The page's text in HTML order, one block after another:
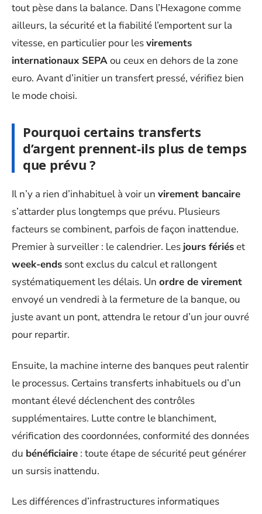
tout pèse dans la balance. Dans l’Hexagone comme
ailleurs, la sécurité et la fiabilité l’emportent sur la
vitesse, en particulier pour lesvirements
internationaux SEPAou ceux en dehors de la zone
euro. Avant d’initier un transfert pressé, vérifiez bien
le mode choisi.
Pourquoi certains transferts
d’argent prennent-ils plus de temps
que prévu ?
Il n’y a rien d’inhabituel à voir un virement bancaire
s’attarder plus longtemps que prévu. Plusieurs
facteurs se combinent, parfois de façon inattendue.
Premier à surveiller : le calendrier. Les jours fériéset
week-ends sont exclus du calcul et rallongent
systématiquement les délais. Un ordre de virement
envoyé un vendredi à la fermeture de la banque, ou
juste avant un pont, attendra le retour d’un jour ouvré
pour repartir.
Ensuite, la machine interne des banques peut ralentir
le processus. Certains transferts inhabituels ou d’un
montant élevé déclenchent des contrôles
supplémentaires. Lutte contre le blanchiment,
vérification des coordonnées, conformité des données
du bénéficiaire : toute étape de sécurité peut générer
un sursis inattendu.
Les différences d’infrastructures informatiques